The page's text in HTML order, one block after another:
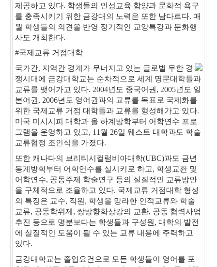
제공하고 있다. 학생들의 인성교육 함양과 문화적 욕구
를 충족시키기 위한 금강대의 노력은 또한 남다르다. 매
월 학생들의 의견을 반영 정기적인 교양특강과 문화행
사도 개최한다.
#국제교류 거점대학
국가간, 지역간 경계가 무너지고 있는 글로벌 무한 경
쟁시대에 금강대학교는 순차적으로 세계 명문대학들과
교류를 맺어가고 있다. 2004년도 중국어권, 2005년도 일
본어권, 2006년도 영어권과의 교류를 목표로 국제화를
위한 국제교류 거점 대학들과 교류를 형성해가고 있다.
미국 미시시피 대학과 올 하계방학부터 어학연수 프로
그램을 운영하고 있고, 11월 26일 웨스트 대학과도 학술
교류협정 조인식을 가졌다.
또한 캐나다의 브리티시컬럼비아대학(UBC)과도 금년
동계방학부터 어학연수를 실시키로 하고, 학생교환 및
어학연수, 공동주제 학술연구 등의 실질적인 교류방안
을 구체적으로 조율하고 있다. 국제교류 거점대학 형성
의 특징은 교수, 직원, 학생을 망라한 인적교류와 학술
교류, 공동학위제, 쌍방향화상강의 교환, 공동 협력사업
추진 등으로 명분보다는 학생들과 구성원, 대학의 발전
에 실질적인 도움이 될 수 있는 교류 내용에 주력하고
있다.
금강대학교는 졸업요건으로 모든 학생들이 영어를 포